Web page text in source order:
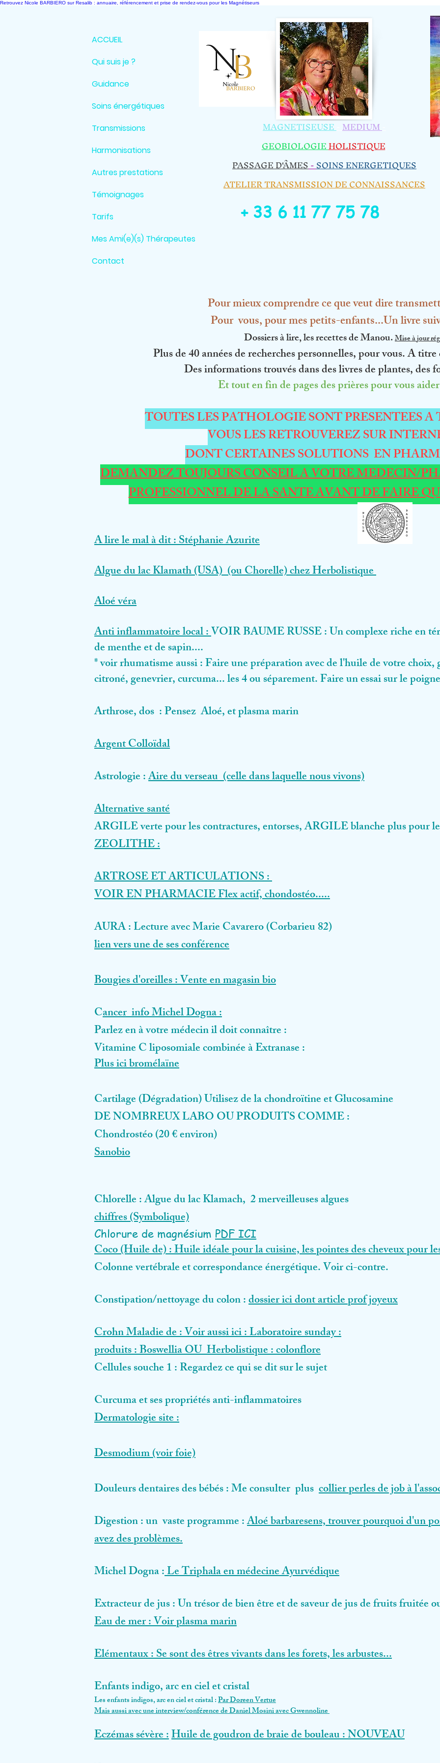
Retrouvez Nicole BARBIERO sur Resalib : annuaire, référencement et prise de rendez-vous pour les Magnétiseurs
ACCUEIL
Qui suis je ?
Guidance
Soins énergétiques
Transmissions
Harmonisations
Autres prestations
Témoignages
Tarifs
Mes Ami(e)(s) Thérapeutes
Contact
MAGNETISEUSE-MEDIUM
GEOBIOLOGIE​HOLISTIQUE​
PASSAGE D'ÂMES-SOINS ENERGETIQUES
ATELIER TRANSMISSION DE CONNAISSANCES
+ 33 6 11 77 75 78
Pour mieux comprendre ce que veut dire
Pour vous, pour mes petits-enfants...Un livre
Dossiers à lire, les recettes de Manou.Mise à jour
Plus de 40 années de recherches personnelles, pour vous. A
Des informations trouvés dans des livres de plantes, des
Et tout en fin de pages des prières pour vous
TOUTES LES PATHOLOGIE SONT PRESENTEES A
VOUS LES RETROUVEREZ SUR
DONT CERTAINES SOLUTIONS EN
DEMANDEZ TOUJOURS CONSEIL A VOTRE MEDECIN/
PROFESSIONNEL DE LA SANTE AVANT DE FAIRE
A lire le mal à dit : Stéphanie Azurite
Algue du lac Klamath (USA) (ou Chorelle) chez Herbolistique
Aloé véra
Anti inflammatoire local :VOIR BAUME RUSSE : Un complexe riche en
de menthe et de sapin....
* voir rhumatisme aussi : Faire une préparation avec de l'huile de votre
citroné, genevrier, curcuma... les 4 ou séparement. Faire un essai sur le
Arthrose, dos : Pensez Aloé, et plasma marin
Argent Colloïdal
Astrologie :Aire du verseau (celle dans laquelle nous vivons)
Alternative santé
ARGILE verte pour les contractures, entorses, ARGILE blanche plus pour
ZEOLITHE :
ARTROSE ET ARTICULATIONS :
VOIR EN PHARMACIEFlex actif, chondostéo.....
AURA : Lecture avec Marie Cavarero (Corbarieu 82)
lien vers une de ses conférence
Bougies d'oreilles : Vente en magasin bio
Cancerinfo Michel Dogna :
Parlez en à votre médecin il doit connaître :
​Vitamine C liposomiale combinée à Extranase :
Plus ici bromélaïne
Cartilage (Dégradation) Utilisez de la chondroïtine et Glucosamine
DE NOMBREUX LABO OU PRODUITS COMME :
Chondrostéo (20 € environ)
Sanobio
Chlorelle : Algue du lac Klamach, 2 merveilleuses algues
chiffres (Symbolique)
Chlorure de magnésium PDF ICI
Coco (Huile de) : Huile idéale pour la cuisine, les pointes des cheveux pour
Colonne vertébrale et correspondance énergétique. Voir ci-contre.
Constipation/nettoyage du colon :dossier ici dont article prof joyeux
Crohn Maladie de :Voir aussi ici : Laboratoire sunday :
produits : Boswellia OUHerbolistique : colonflore
Cellules souche 1 : Regardez ce qui se dit sur le sujet
Curcuma et ses propriétés anti-inflammatoires
Dermatologie site :
Desmodium (voir foie)
Douleurs dentaires des bébés : Me consulter plus collier perles de job à
Digestion : un vaste programme :Aloé barbaresens, trouver pourquoi d'un
avez des problèmes.
Michel Dogna :Le Triphala en médecine Ayurvédique
​Extracteur de jus : Un trésor de bien être et de saveur de jus de fruits fruitée
Eau de mer : Voir plasma marin
Elémentaux : Se sont des êtres vivants dans les forets, les arbustes...
Enfants indigo, arc en ciel et cristal
Les enfants indigos, arc en ciel et cristal :Par Doreen Vertue
Mais aussi avec uneinterview/conférence de Daniel Mosini avec Gwennoline
Eczémas sévère :Huile de goudron de braie de bouleau : NOUVEAU